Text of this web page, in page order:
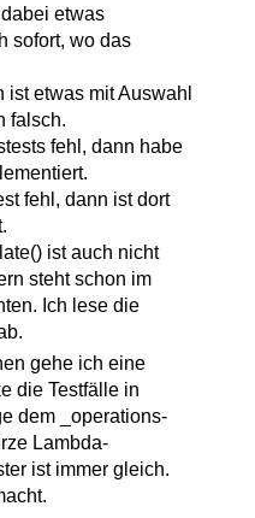
etwas
sofort, wo das
ist etwas mit Auswahl
falsch.
fehl, dann habe
fehl, dann ist dort
ist auch nicht
steht schon im
Ich lese die
gehe ich eine
die Testfälle in
dem _operations-
Lambda-
ist immer gleich.